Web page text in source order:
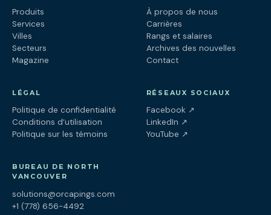
Produits
Services
Villes
Secteurs
Magazine
À propos de nous
Carrières
Rangs et salaires
Archives des nouvelles
Contact
LÉGAL
Politique de confidentialité
Conditions d’utilisation
Politique sur les témoins
RÉSEAUX SOCIAUX
Facebook ↗(ouvre dans un
LinkedIn ↗(ouvre dans un
YouTube ↗(ouvre dans un
BUREAU DE NORTH
VANCOUVER
solutions@orcapings.com
+1 (778) 656-4492